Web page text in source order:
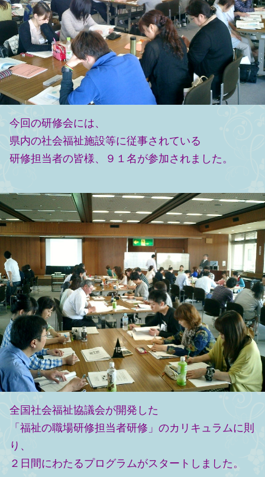
今回の研修会には、
県内の社会福祉施設等に従事されている
研修担当者の皆様、９１名が参加されました。
全国社会福祉協議会が開発した
「福祉の職場研修担当者研修」のカリキュラムに則
り、
２日間にわたるプログラムがスタートしました。